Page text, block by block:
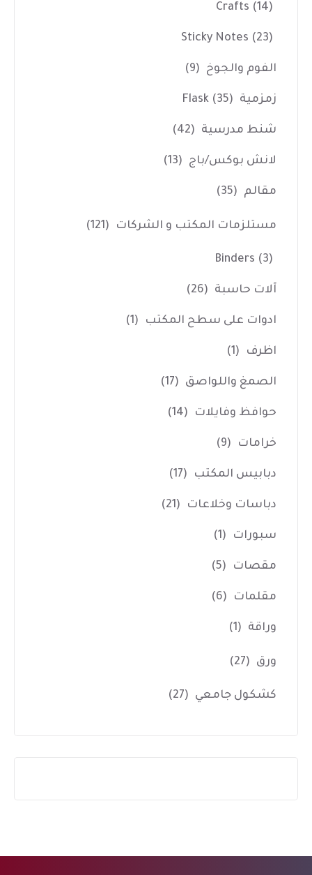
Crafts (14)
Sticky Notes (23)
الفوم والجوخ (9)
زمزمية Flask (35)
شنط مدرسية (42)
لانش بوكس/باج (13)
مقالم (35)
مستلزمات المكتب و الشركات (121)
Binders (3)
آلات حاسبة (26)
ادوات على سطح المكتب (1)
اظرف (1)
الصمغ واللواصق (17)
حوافظ وفايلات (14)
خرامات (9)
دبابيس المكتب (17)
دباسات وخلاعات (21)
سبورات (1)
مقصات (5)
مقلمات (6)
وراقة (1)
ورق (27)
كشكول جامعي (27)